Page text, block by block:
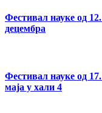
Фестивал науке од
децембра
Фестивал науке од
маја у хали 4